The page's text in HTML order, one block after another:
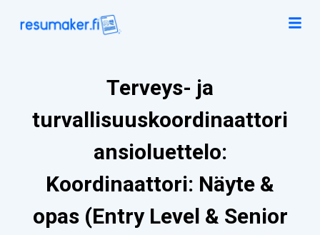
Terveys- ja
turvallisuuskoordinaattori
ansioluettelo:
Koordinaattori: Näyte &
opas (Entry Level & Senior